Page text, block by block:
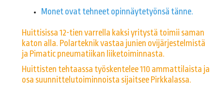
Monet ovat tehneet opinnäytetyönsä tänne.
Huittisissa 12-tien varrella kaksi yritystä toimii saman
katon alla. Polarteknik vastaa junien ovijärjestelmistä
ja Pimatic pneumatiikan liiketoiminnasta.
Huittisten tehtaassa työskentelee 110 ammattilaista ja
osa suunnittelutoiminnoista sijaitsee Pirkkalassa.